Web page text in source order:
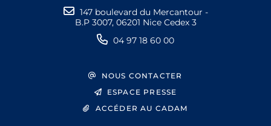
147 boulevard du Mercantour -
B.P 3007, 06201 Nice Cedex 3
04 97 18 60 00
NOUS CONTACTER
ESPACE PRESSE
ACCÉDER AU CADAM